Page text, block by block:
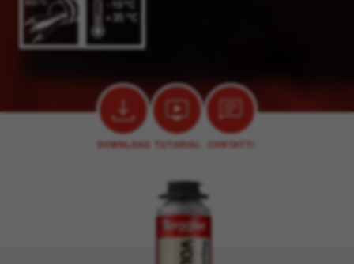
DOWNLOAD TUTORIAL CONTATTI